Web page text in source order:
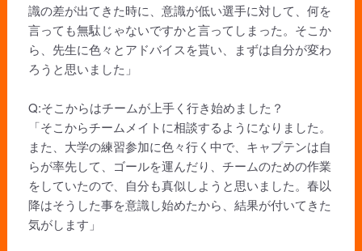
識の差が出てきた時に、意識が低い選手に対して、何を
言っても無駄じゃないですかと言ってしまった。そこか
ら、先生に色々とアドバイスを貰い、まずは自分が変わ
ろうと思いました」
Q:そこからはチームが上手く行き始めました？
「そこからチームメイトに相談するようになりました。
また、大学の練習参加に色々行く中で、キャプテンは自
らが率先して、ゴールを運んだり、チームのための作業
をしていたので、自分も真似しようと思いました。春以
降はそうした事を意識し始めたから、結果が付いてきた
気がします」